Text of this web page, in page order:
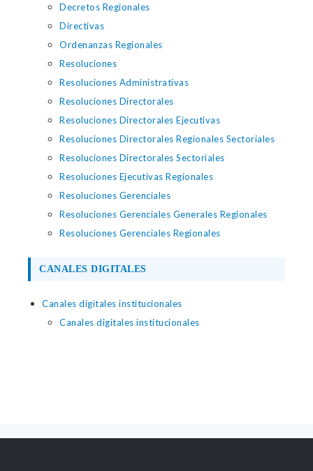
Decretos Regionales
Directivas
Ordenanzas Regionales
Resoluciones
Resoluciones Administrativas
Resoluciones Directorales
Resoluciones Directorales Ejecutivas
Resoluciones Directorales Regionales Sectoriales
Resoluciones Directorales Sectoriales
Resoluciones Ejecutivas Regionales
Resoluciones Gerenciales
Resoluciones Gerenciales Generales Regionales
Resoluciones Gerenciales Regionales
CANALES DIGITALES
Canales digitales institucionales
Canales digitales institucionales